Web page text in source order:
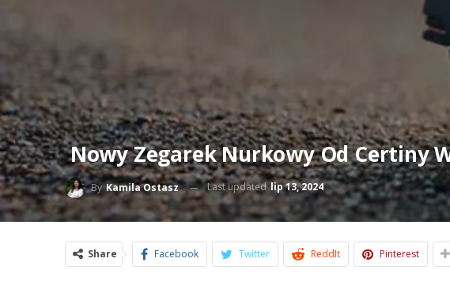
Nowy Zegarek Nurkowy Od Certiny
ByKamila Ostasz Last updatedlip 13, 2024
Share Facebook Twitter ReddIt Pinterest